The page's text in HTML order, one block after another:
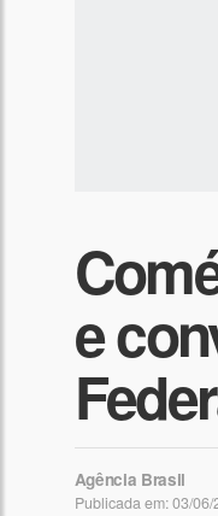
e
Agência Brasil
Publicada em: 03/